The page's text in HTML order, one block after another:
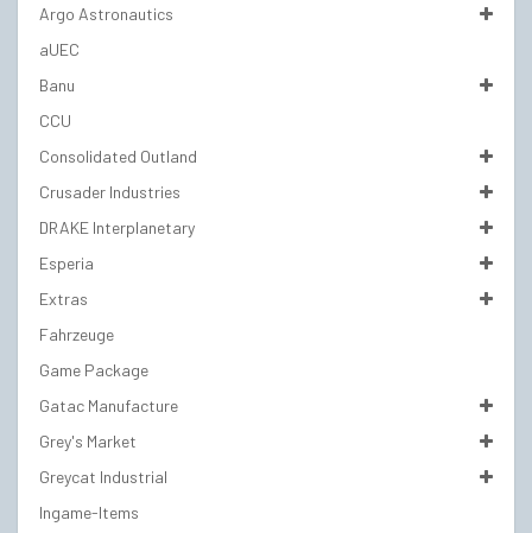
Argo Astronautics
aUEC
Banu
CCU
Consolidated Outland
Crusader Industries
DRAKE Interplanetary
Esperia
Extras
Fahrzeuge
Game Package
Gatac Manufacture
Grey's Market
Greycat Industrial
Ingame-Items